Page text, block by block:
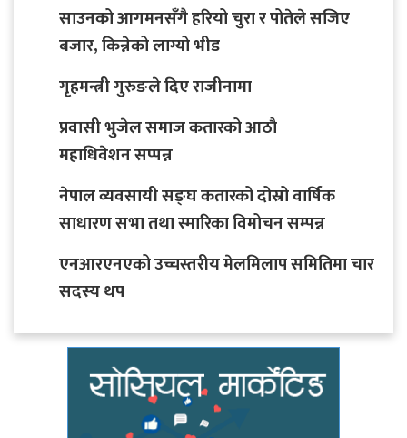
साउनको आगमनसँगै हरियो चुरा र पोतेले सजिए
बजार, किन्नेको लाग्यो भीड
गृहमन्त्री गुरुङले दिए राजीनामा
प्रवासी भुजेल समाज कतारको आठाै
महाधिवेशन सप्पन्न
नेपाल व्यवसायी सङ्घ कतारको दोस्रो वार्षिक
साधारण सभा तथा स्मारिका विमोचन सम्पन्न
एनआरएनएको उच्चस्तरीय मेलमिलाप समितिमा चार
सदस्य थप